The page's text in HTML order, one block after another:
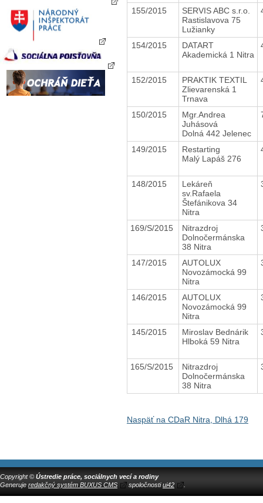
155/2015
SERVIS ABC s.r.o.
Rastislavova 75
Lužianky
154/2015
DATART
Akademická 1 Nitra
152/2015
PRAKTIK TEXTIL
Zlievarenská 1
Trnava
150/2015
Mgr.Andrea
Juhásová
Dolná 442 Jelenec
149/2015
Restarting
Malý Lapáš 276
148/2015
Lekáreň
sv.Rafaela
Štefánikova 34
Nitra
169/S/2015
Nitrazdroj
Dolnočermánska
38 Nitra
147/2015
AUTOLUX
Novozámocká 99
Nitra
146/2015
AUTOLUX
Novozámocká 99
Nitra
145/2015
Miroslav Bednárik
Hlboká 59 Nitra
165/S/2015
Nitrazdroj
Dolnočermánska
38 Nitra
Naspäť na CDaR Nitra, Dlhá 179
Copyright © Ústredie práce, sociálnych vecí a rodiny
Generuje redakčný systém BUXUS CMS spoločnostiui42